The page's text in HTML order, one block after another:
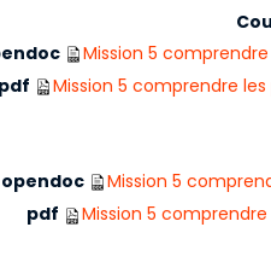
Mission 5
pdf
Mission 5 comprendre
opendoc
Mission 5
pdf
Mission 5